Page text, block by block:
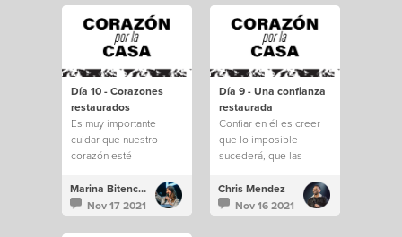
Día 10 - Corazones
restaurados
Es muy importante
cuidar que nuestro
corazón esté
Marina Bitencourt
Nov 17 2021
Día 9 - Una confianza
restaurada
Confiar en él es creer
que lo imposible
sucederá, que las
inseguridades serán
transformadas.
Chris Mendez
Nov 16 2021